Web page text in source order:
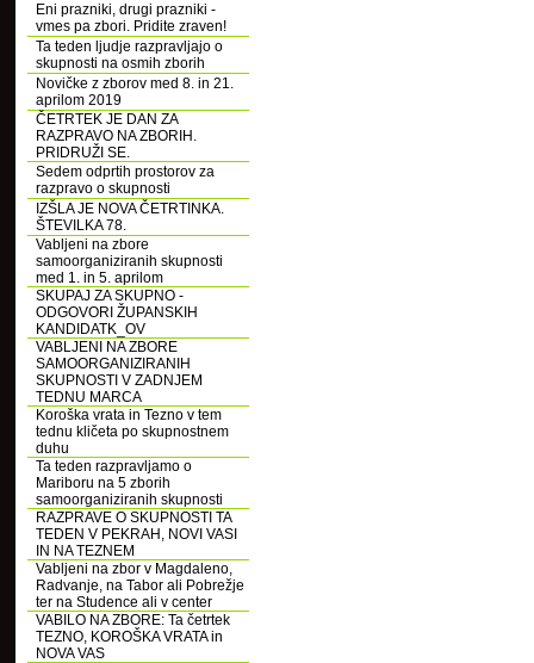
Eni prazniki, drugi prazniki -
vmes pa zbori. Pridite zraven!
Ta teden ljudje razpravljajo o
skupnosti na osmih zborih
Novičke z zborov med 8. in 21.
aprilom 2019
ČETRTEK JE DAN ZA
RAZPRAVO NA ZBORIH.
PRIDRUŽI SE.
Sedem odprtih prostorov za
razpravo o skupnosti
IZŠLA JE NOVA ČETRTINKA.
ŠTEVILKA 78.
Vabljeni na zbore
samoorganiziranih skupnosti
med 1. in 5. aprilom
SKUPAJ ZA SKUPNO -
ODGOVORI ŽUPANSKIH
KANDIDATK_OV
VABLJENI NA ZBORE
SAMOORGANIZIRANIH
SKUPNOSTI V ZADNJEM
TEDNU MARCA
Koroška vrata in Tezno v tem
tednu kličeta po skupnostnem
duhu
Ta teden razpravljamo o
Mariboru na 5 zborih
samoorganiziranih skupnosti
RAZPRAVE O SKUPNOSTI TA
TEDEN V PEKRAH, NOVI VASI
IN NA TEZNEM
Vabljeni na zbor v Magdaleno,
Radvanje, na Tabor ali Pobrežje
ter na Studence ali v center
VABILO NA ZBORE: Ta četrtek
TEZNO, KOROŠKA VRATA in
NOVA VAS